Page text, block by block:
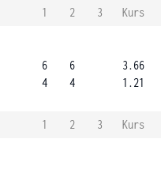
1 2 3
Kurs
6
4
6
4
3.66
1.21
1 2 3
Kurs